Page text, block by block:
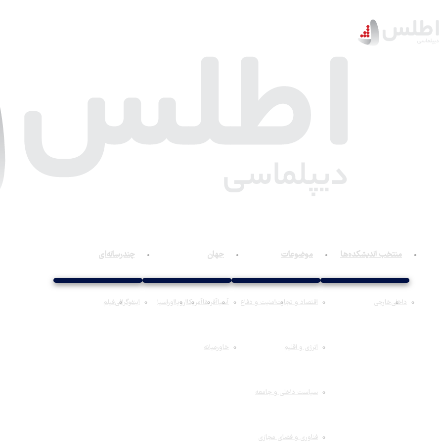
خانه
منتخب اندیشکده‌ها
داخلیخارجی
موضوعات
اقتصاد و تجارتامنیت و دفاع
انرژی و اقلیم
سیاست داخلی و جامعه
فناوری و فضای مجازی
جهان
آسیاآفریقاآمریکااروپااوراسیا
خاورمیانه
چندرسانه‌ای
اینفوگرافیفیلم